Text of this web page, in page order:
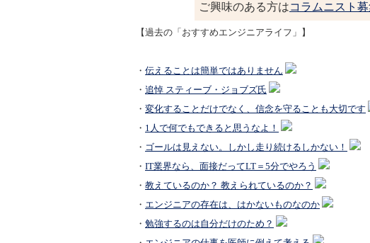
ご興味のある方はコラムニスト
【過去の「おすすめエンジニアライフ」】
・ 伝えることは簡単ではありません
・ 追悼 スティーブ・ジョブズ氏
・ 変化することだけでなく、信念を守ることも大切です
・ 1人で何でもできると思うなよ！
・ ゴールは見えない。しかし走り続けるしかない！
・ IT業界なら、面接だってLT＝5分でやろう
・ 教えているのか？ 教えられているのか？
・ エンジニアの存在は、はかないものなのか
・ 勉強するのは自分だけのため？